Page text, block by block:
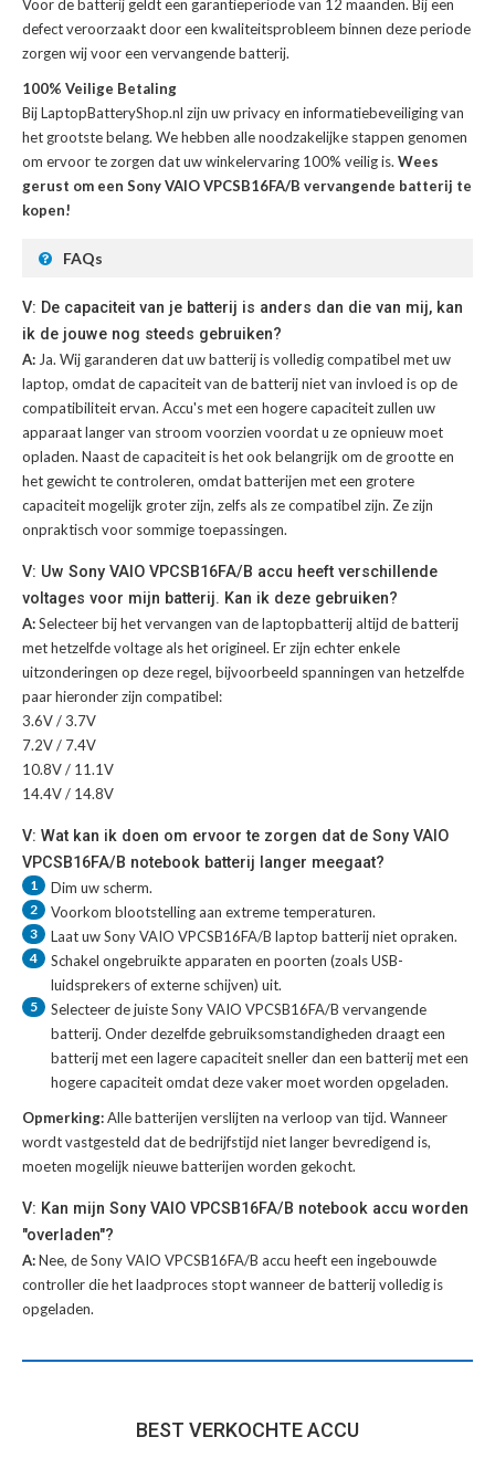
Voor de batterij geldt een garantieperiode van 12 maanden. Bij een
defect veroorzaakt door een kwaliteitsprobleem binnen deze periode
zorgen wij voor een vervangende batterij.
100% Veilige Betaling
Bij LaptopBatteryShop.nl zijn uw privacy en informatiebeveiliging van
het grootste belang. We hebben alle noodzakelijke stappen genomen
om ervoor te zorgen dat uw winkelervaring 100% veilig is. Wees
gerust om een Sony VAIO VPCSB16FA/B vervangende batterij te
kopen!
FAQs
V: De capaciteit van je batterij is anders dan die van mij, kan
ik de jouwe nog steeds gebruiken?
A: Ja. Wij garanderen dat uw batterij is volledig compatibel met uw
laptop, omdat de capaciteit van de batterij niet van invloed is op de
compatibiliteit ervan. Accu's met een hogere capaciteit zullen uw
apparaat langer van stroom voorzien voordat u ze opnieuw moet
opladen. Naast de capaciteit is het ook belangrijk om de grootte en
het gewicht te controleren, omdat batterijen met een grotere
capaciteit mogelijk groter zijn, zelfs als ze compatibel zijn. Ze zijn
onpraktisch voor sommige toepassingen.
V: Uw Sony VAIO VPCSB16FA/B accu heeft verschillende
voltages voor mijn batterij. Kan ik deze gebruiken?
A:Selecteer bij het vervangen van de laptopbatterij altijd de batterij
met hetzelfde voltage als het origineel. Er zijn echter enkele
uitzonderingen op deze regel, bijvoorbeeld spanningen van hetzelfde
paar hieronder zijn compatibel:
3.6V / 3.7V
7.2V / 7.4V
10.8V / 11.1V
14.4V / 14.8V
V: Wat kan ik doen om ervoor te zorgen dat de Sony VAIO
VPCSB16FA/B notebook batterij langer meegaat?
1 Dim uw scherm.
2 Voorkom blootstelling aan extreme temperaturen.
3 Laat uwSony VAIO VPCSB16FA/B laptop batterijniet opraken.
4
Schakel ongebruikte apparaten en poorten (zoals USB-
luidsprekers of externe schijven) uit.
5 Selecteer de juisteSony VAIO VPCSB16FA/B vervangende
batterij. Onder dezelfde gebruiksomstandigheden draagt een
batterij met een lagere capaciteit sneller dan een batterij met een
hogere capaciteit omdat deze vaker moet worden opgeladen.
Opmerking:Alle batterijen verslijten na verloop van tijd. Wanneer
wordt vastgesteld dat de bedrijfstijd niet langer bevredigend is,
moeten mogelijk nieuwe batterijen worden gekocht.
V: Kan mijn Sony VAIO VPCSB16FA/B notebook accu worden
"overladen"?
A:Nee, de Sony VAIO VPCSB16FA/B accu heeft een ingebouwde
controller die het laadproces stopt wanneer de batterij volledig is
opgeladen.
BEST VERKOCHTE ACCU